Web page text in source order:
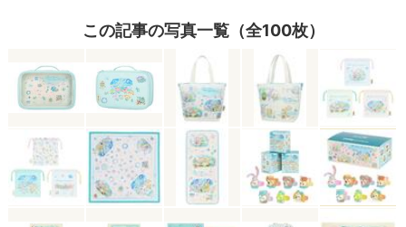
この記事の写真一覧（全100枚）